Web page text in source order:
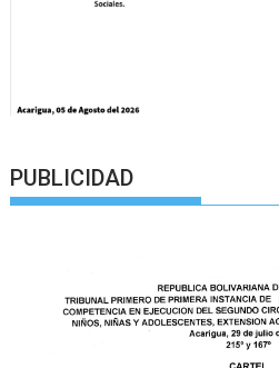
PUBLICIDAD